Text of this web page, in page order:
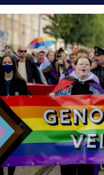
-
Veiligheid
en
recht
Uitgelichte
artikelen